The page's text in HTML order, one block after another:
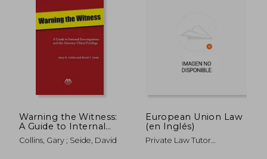
Warning the Witness:
A Guide to Internal
Investigations and
the Attorney-Client
Collins, Gary ; Seide, David
European Union Law
(en Inglés)
Private Law Tutor